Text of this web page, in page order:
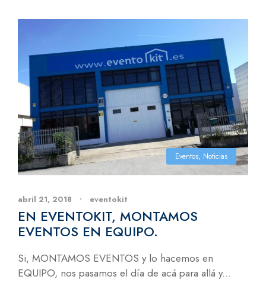
Eventos, Noticias
abril 21, 2018 • eventokit
EN EVENTOKIT, MONTAMOS
EVENTOS EN EQUIPO.
Si, MONTAMOS EVENTOS y lo hacemos en
EQUIPO, nos pasamos el día de acá para allá y...